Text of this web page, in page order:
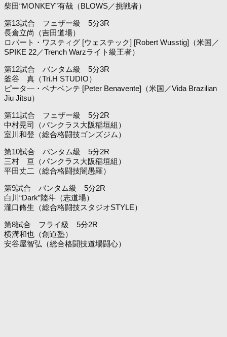
柴田“MONKEY”有哉（BLOWS／挑戦者）
第13試合 フェザー級 5分3R
長倉立尚（吉田道場）
ロバート・ワスティグ [ウェステック] [Robert Wusstig]（米国／
SPIKE 22／Trench Warzライト級王者）
第12試合 バンタム級 5分3R
釜谷 真（Tri.H STUDIO）
ピータ―・ベナベンテ [Peter Benavente]（米国／Vida Brazilian
Jiu Jitsu）
第11試合 フェザー級 5分2R
中村晃司（パンクラス大阪稲垣組）
室川和登（総合格闘技ゴンズジム）
第10試合 バンタム級 5分2R
三村 亘（パンクラス大阪稲垣組）
平田丈二（総合格闘技闇愚羅）
第9試合 バンタム級 5分2R
白川“Dark”陸斗（志道場）
瀧口脩生（総合格闘技スタジオSTYLE）
第8試合 フライ級 5分2R
横溝和也（創道塾）
安谷屋智弘（総合格闘技道場闘心）